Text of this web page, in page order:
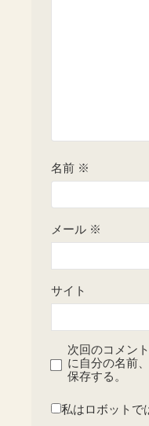
名前 ※
メール ※
サイト
次回のコメン
に自分の名前
保存する。
私はロボットで